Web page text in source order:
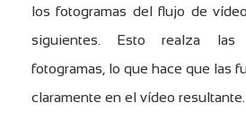
los fotogramas del flujo de
siguientes. Esto realza las
fotogramas, lo que hace que las
claramente en el vídeo resultante.